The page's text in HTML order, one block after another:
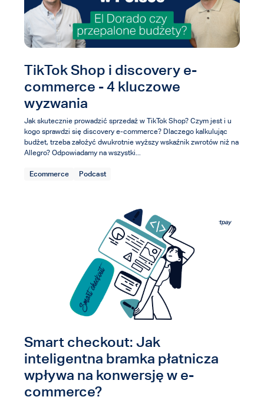
TikTok Shop i discovery e-
commerce - 4 kluczowe
wyzwania
Jak skutecznie prowadzić sprzedaż w TikTok Shop? Czym jest i u
kogo sprawdzi się discovery e-commerce? Dlaczego kalkulując
budżet, trzeba założyć dwukrotnie wyższy wskaźnik zwrotów niż na
Allegro? Odpowiadamy na wszystki...
Ecommerce Podcast
Smart checkout: Jak
inteligentna bramka płatnicza
wpływa na konwersję w e-
commerce?